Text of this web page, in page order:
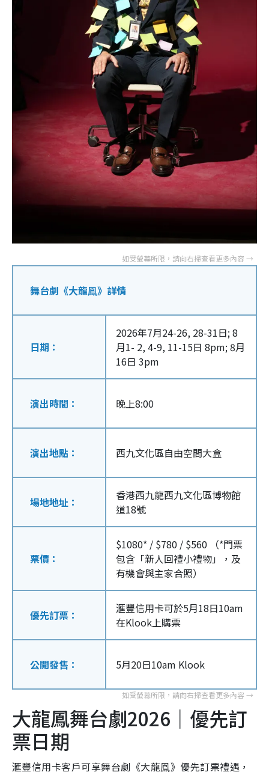
舞台劇《大龍鳯》詳情
日期：
2026年7月24-26, 28-31日; 8
月1- 2, 4-9, 11-15日 8pm; 8月
16日 3pm
演出時間： 晚上8:00
演出地點： 西九文化區自由空間大盒
場地地址：
香港西九龍西九文化區博物館
道18號
票價：
$1080* / $780 / $560 （*門票
包含「新人回禮小禮物」，及
有機會與主家合照）
優先訂票：
滙豐信用卡可於5月18日10am
在Klook上購票
公開發售： 5月20日10am Klook
大龍鳳舞台劇2026｜優先訂
票日期
滙豐信用卡客戶可享舞台劇《大龍鳯》優先訂票禮遇，